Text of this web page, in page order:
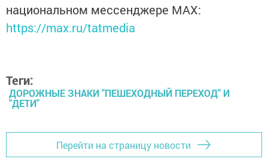
национальном мессенджере MАХ:
https://max.ru/tatmedia
Теги:
ДОРОЖНЫЕ ЗНАКИ "ПЕШЕХОДНЫЙ ПЕРЕХОД" И
"ДЕТИ"
Перейти на страницу новости